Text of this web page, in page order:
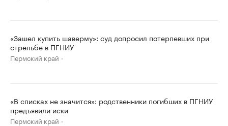
«Зашел купить шаверму»: суд допросил потерпевших при
стрельбе в ПГНИУ
Пермский край
«В списках не значится»: родственники погибших в ПГНИУ
предъявили иски
Пермский край